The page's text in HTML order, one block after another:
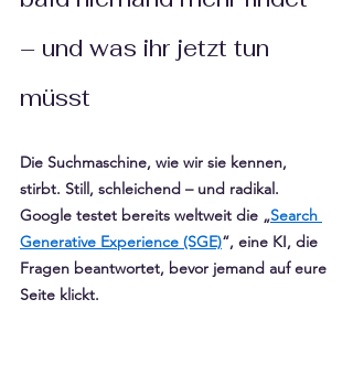
– und was ihr jetzt tun
müsst
Die Suchmaschine, wie wir sie kennen,
stirbt. Still, schleichend – und radikal.
Google testet bereits weltweit die „Search
Generative Experience (SGE)“, eine KI, die
Fragen beantwortet, bevor jemand auf eure
Seite klickt.